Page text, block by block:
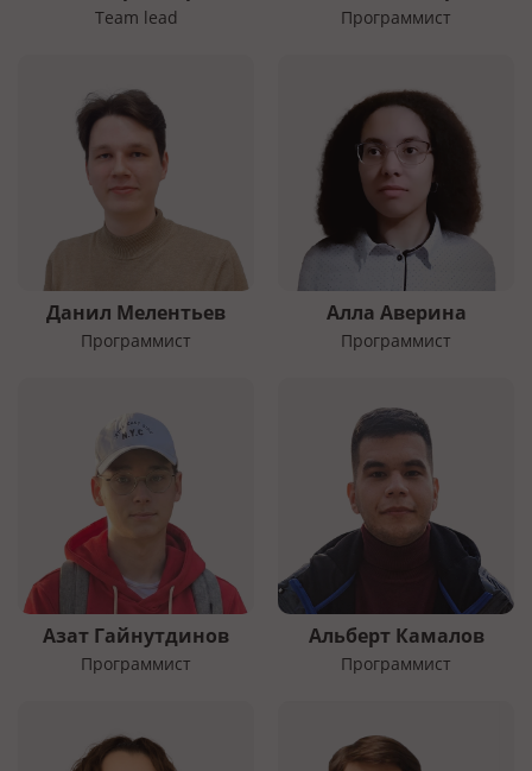
Team lead Программист
Данил Мелентьев
Программист
Алла Аверина
Программист
Азат Гайнутдинов
Программист
Альберт Камалов
Программист